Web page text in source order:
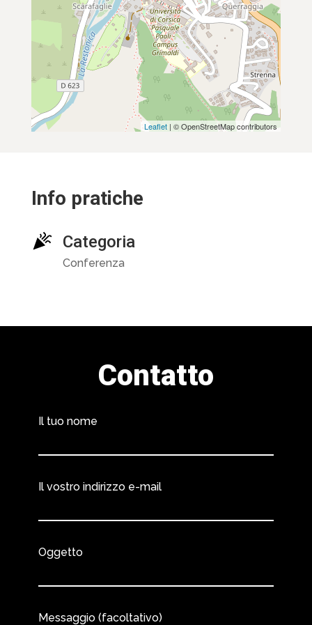
Leaflet | © OpenStreetMap contributors
Info pratiche
Categoria
Conferenza
Contatto
Il tuo nome
Il vostro indirizzo e-mail
Oggetto
Messaggio (facoltativo)